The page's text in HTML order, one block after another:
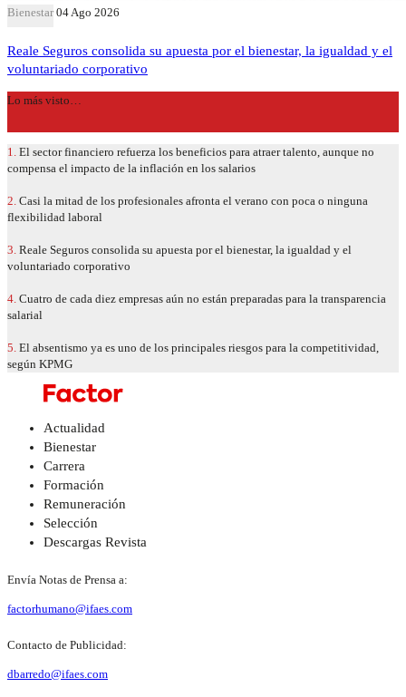
Bienestar 04 Ago 2026
Reale Seguros consolida su apuesta por el bienestar, la igualdad y el
voluntariado corporativo
Lo más visto…
1. El sector financiero refuerza los beneficios para atraer talento, aunque no
compensa el impacto de la inflación en los salarios
2. Casi la mitad de los profesionales afronta el verano con poca o ninguna
flexibilidad laboral
3. Reale Seguros consolida su apuesta por el bienestar, la igualdad y el
voluntariado corporativo
4. Cuatro de cada diez empresas aún no están preparadas para la transparencia
salarial
5. El absentismo ya es uno de los principales riesgos para la competitividad,
según KPMG
Actualidad
Bienestar
Carrera
Formación
Remuneración
Selección
Descargas Revista
Envía Notas de Prensa a:
factorhumano@ifaes.com
Contacto de Publicidad:
dbarredo@ifaes.com